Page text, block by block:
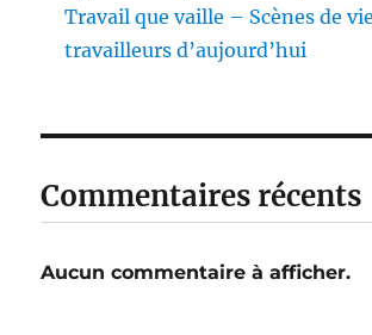
Travail que vaille – Scènes de
travailleurs d’aujourd’hui
Commentaires récents
Aucun commentaire à afficher.